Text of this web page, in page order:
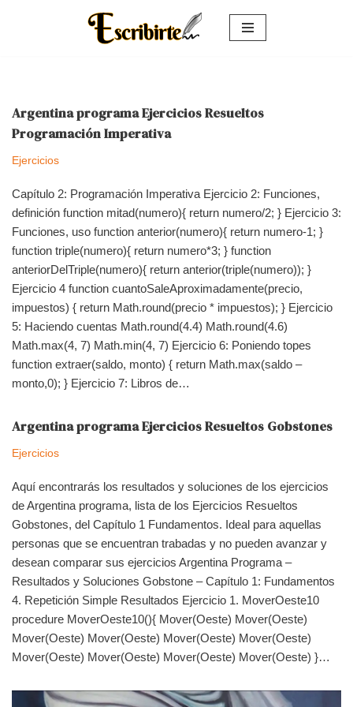
Argentina programa Ejercicios Resueltos
Programación Imperativa
Ejercicios
Capítulo 2: Programación Imperativa Ejercicio 2: Funciones,
definición function mitad(numero){ return numero/2; } Ejercicio 3:
Funciones, uso function anterior(numero){ return numero-1; }
function triple(numero){ return numero*3; } function
anteriorDelTriple(numero){ return anterior(triple(numero)); }
Ejercicio 4 function cuantoSaleAproximadamente(precio,
impuestos) { return Math.round(precio * impuestos); } Ejercicio
5: Haciendo cuentas Math.round(4.4) Math.round(4.6)
Math.max(4, 7) Math.min(4, 7) Ejercicio 6: Poniendo topes
function extraer(saldo, monto) { return Math.max(saldo –
monto,0); } Ejercicio 7: Libros de…
Argentina programa Ejercicios Resueltos Gobstones
Ejercicios
Aquí encontrarás los resultados y soluciones de los ejercicios
de Argentina programa, lista de los Ejercicios Resueltos
Gobstones, del Capítulo 1 Fundamentos. Ideal para aquellas
personas que se encuentran trabadas y no pueden avanzar y
desean comparar sus ejercicios Argentina Programa –
Resultados y Soluciones Gobstone – Capítulo 1: Fundamentos
4. Repetición Simple Resultados Ejercicio 1. MoverOeste10
procedure MoverOeste10(){ Mover(Oeste) Mover(Oeste)
Mover(Oeste) Mover(Oeste) Mover(Oeste) Mover(Oeste)
Mover(Oeste) Mover(Oeste) Mover(Oeste) Mover(Oeste) }…